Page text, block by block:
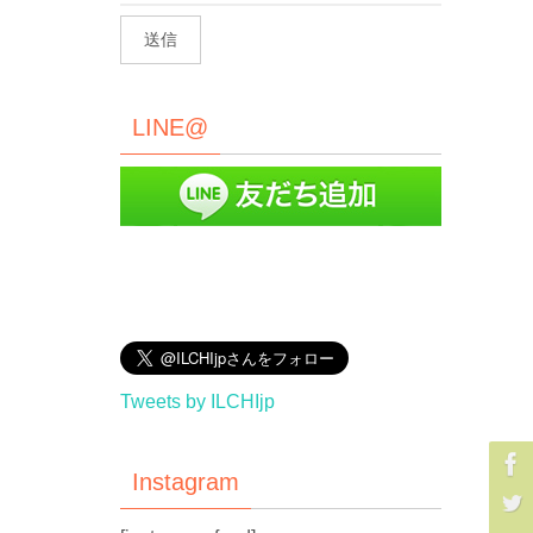
LINE@
Tweets by ILCHIjp
Instagram